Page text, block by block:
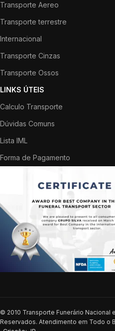
Transporte Aereo
Transporte terrestre
Internacional
Transporte Cinzas
Transporte Ossos
LINKS ÚTEIS
Calculo Transporte
Dúvidas Comuns
Lista IML
Forma de Pagamento
© 2010 Transporte Funerário Nacional
Reservados. Atendimento em Todo o